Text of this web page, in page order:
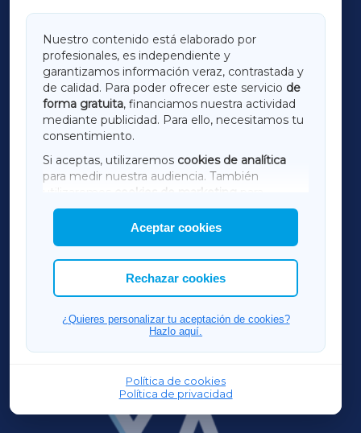
Nuestro contenido está elaborado por
profesionales, es independiente y
garantizamos información veraz, contrastada y
de calidad. Para poder ofrecer este servicio de
forma gratuita, financiamos nuestra actividad
mediante publicidad. Para ello, necesitamos tu
consentimiento.
Si aceptas, utilizaremos cookies de analítica
para medir nuestra audiencia. También
utilizaremos
cookies de marketing
mostrar publicidad de terceros.
Asimismo, puedes personalizar la elección de
las cookies que deseas permitir.
Aceptar cookies
Rechazar cookies
¿Quieres personalizar tu aceptación de cookies?
Hazlo aquí.
Política de cookies
Política de privacidad
LUGOXA
TERRACHAXA
AMARIÑAXA
RIBEIRASACRAXA
ACORUÑAXA
FERROLXA
OURENSEXA